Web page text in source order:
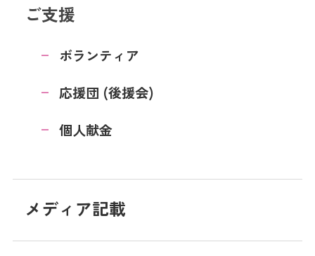
ご支援
ボランティア
応援団 (後援会)
個人献金
メディア記載